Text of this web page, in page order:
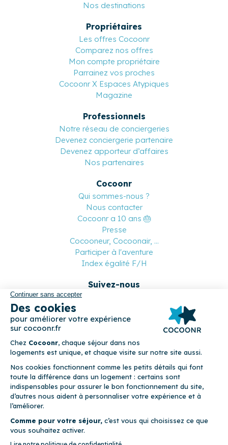
Nos destinations
Propriétaires
Les offres Cocoonr
Comparez nos offres
Mon compte propriétaire
Parrainez vos proches
Cocoonr X Espaces Atypiques
Magazine
Professionnels
Notre réseau de conciergeries
Devenez conciergerie partenaire
Devenez apporteur d’affaires
Nos partenaires
Cocoonr
Qui sommes-nous ?
Nous contacter
Cocoonr a 10 ans 🎂
Presse
Cocooneur, Cocoonair, ...
Participer à l'aventure
Index égalité F/H
Suivez-nous
location–CGU – Politique de confidentialité–Politique de
Cocoonr est conçu et développé à Rennes 🇫🇷